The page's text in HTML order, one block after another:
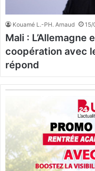
Kouamé L.-PH. Arnaud 15/
Mali : L’Allemagne
coopération avec
répond